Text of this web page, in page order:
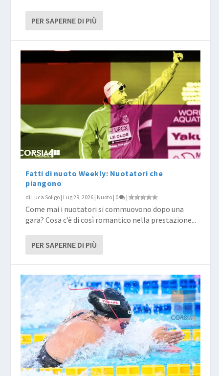
PER SAPERNE DI PIÙ
Fatti di nuoto Weekly: Nuotatori che
piangono
di Luca Soligo | Lug 29, 2026 | Nuoto | 0 |
Come mai i nuotatori si commuovono dopo una
gara? Cosa c’è di così romantico nella prestazione...
PER SAPERNE DI PIÙ